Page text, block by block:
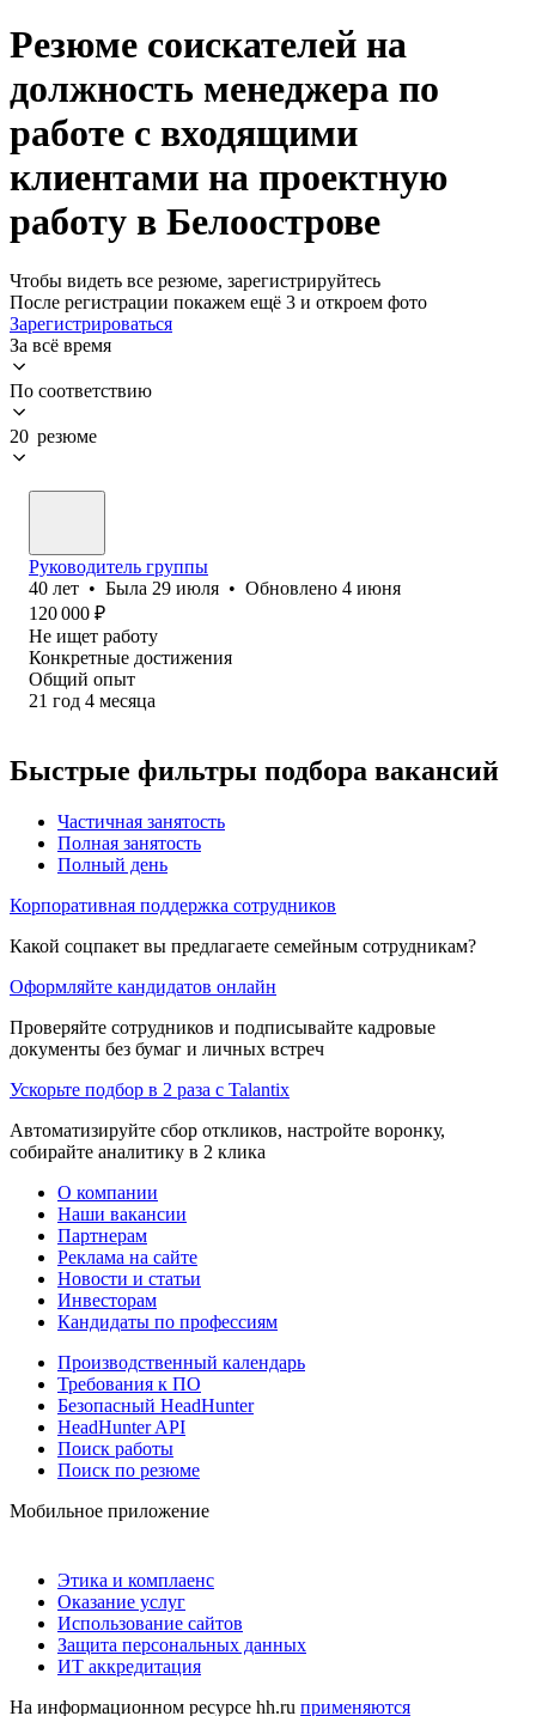
Резюме соискателей на
должность менеджера по
работе с входящими
клиентами на проектную
работу в Белоострове
Чтобы видеть все резюме, зарегистрируйтесь
После регистрации покажем ещё 3 и откроем фото
Зарегистрироваться
За всё время
По соответствию
20 резюме
Руководитель группы
40 лет • Была 29 июля • Обновлено 4 июня
120 000 ₽
Не ищет работу
Конкретные достижения
Общий опыт
21 год 4 месяца
Быстрые фильтры подбора вакансий
Частичная занятость
Полная занятость
Полный день
Корпоративная поддержка сотрудников
Какой соцпакет вы предлагаете семейным сотрудникам?
Оформляйте кандидатов онлайн
Проверяйте сотрудников и подписывайте кадровые
документы без бумаг и личных встреч
Ускорьте подбор в 2 раза с Talantix
Автоматизируйте сбор откликов, настройте воронку,
собирайте аналитику в 2 клика
О компании
Наши вакансии
Партнерам
Реклама на сайте
Новости и статьи
Инвесторам
Кандидаты по профессиям
Производственный календарь
Требования к ПО
Безопасный HeadHunter
HeadHunter API
Поиск работы
Поиск по резюме
Мобильное приложение
Этика и комплаенс
Оказание услуг
Использование сайтов
Защита персональных данных
ИТ аккредитация
На информационном ресурсе hh.ru применяются